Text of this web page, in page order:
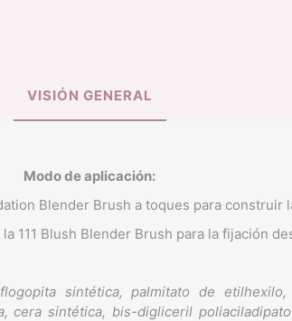
VISIÓN GENERAL
Modo de aplicación:
Blender Brush a toques para construir
111 Blush Blender Brush para la fijación
sintética, palmitato de
cera sintética, bis-digliceril